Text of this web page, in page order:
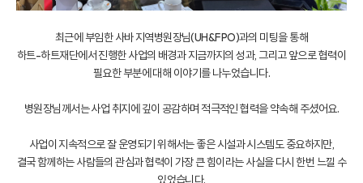
최근에 부임한 사바 지역병원장님(UH&FPO)과의 미팅을 통해
하트-하트재단에서 진행한 사업의 배경과 지금까지의 성과, 그리고 앞으로 협력이
필요한 부분에 대해 이야기를 나누었습니다.
병원장님께서는 사업 취지에 깊이 공감하며 적극적인 협력을 약속해 주셨어요.
사업이 지속적으로 잘 운영되기 위해서는 좋은 시설과 시스템도 중요하지만,
결국 함께하는 사람들의 관심과 협력이 가장 큰 힘이라는 사실을 다시 한번 느낄 수
있었습니다.